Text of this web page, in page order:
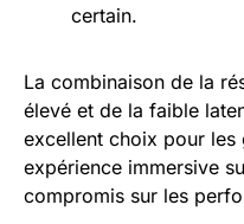
certain.
La combinaison de la
élevé et de la faible
excellent choix pour les
expérience immersive
compromis sur les